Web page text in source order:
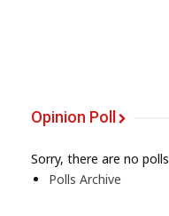
Opinion Poll
Sorry, there are no
Polls Archive